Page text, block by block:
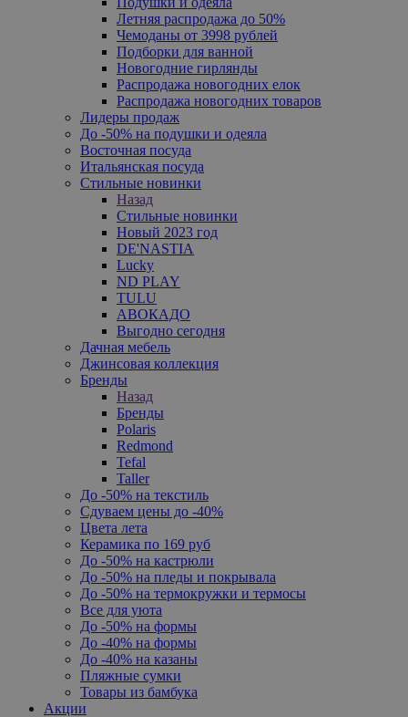
Летняя распродажа до 50%
Чемоданы от 3998 рублей
Подборки для ванной
Новогодние гирлянды
Распродажа новогодних елок
Распродажа новогодних товаров
Лидеры продаж
До -50% на подушки и одеяла
Восточная посуда
Итальянская посуда
Стильные новинки
Назад
Стильные новинки
Новый 2023 год
DE'NASTIA
Lucky
ND PLAY
TULU
АВОКАДО
Выгодно сегодня
Дачная мебель
Джинсовая коллекция
Бренды
Назад
Бренды
Polaris
Redmond
Tefal
Taller
До -50% на текстиль
Сдуваем цены до -40%
Цвета лета
Керамика по 169 руб
До -50% на кастрюли
До -50% на пледы и покрывала
До -50% на термокружки и термосы
Все для уюта
До -50% на формы
До -40% на формы
До -40% на казаны
Пляжные сумки
Товары из бамбука
Акции